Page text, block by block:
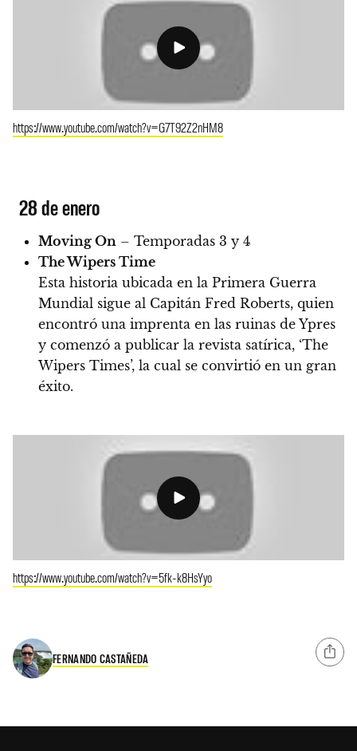
https://www.youtube.com/watch?v=G7T92Z2nHM8
28 de enero
Moving On – Temporadas 3 y 4
The Wipers Time
Esta historia ubicada en la Primera Guerra
Mundial sigue al Capitán Fred Roberts, quien
encontró una imprenta en las ruinas de Ypres
y comenzó a publicar la revista satírica, ‘The
Wipers Times’, la cual se convirtió en un gran
éxito.
https://www.youtube.com/watch?v=5fk-k8HsYyo
FERNANDO CASTAÑEDA